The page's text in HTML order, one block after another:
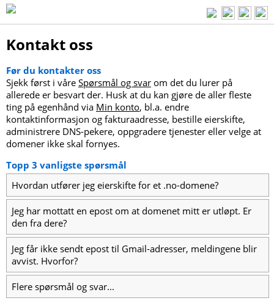
Kontakt oss
Før du kontakter oss
Sjekk først i våre Spørsmål og svar om det du lurer på
allerede er besvart der. Husk at du kan gjøre de aller fleste
ting på egenhånd via Min konto, bl.a. endre
kontaktinformasjon og fakturaadresse, bestille eierskifte,
administrere DNS-pekere, oppgradere tjenester eller velge at
domener ikke skal fornyes.
Topp 3 vanligste spørsmål
Hvordan utfører jeg eierskifte for et .no-domene?
Jeg har mottatt en epost om at domenet mitt er utløpt. Er
den fra dere?
Jeg får ikke sendt epost til Gmail-adresser, meldingene blir
avvist. Hvorfor?
Flere spørsmål og svar...